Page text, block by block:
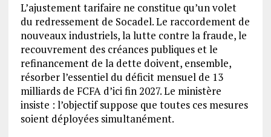
L’ajustement tarifaire ne constitue qu’un volet
du redressement de Socadel. Le raccordement de
nouveaux industriels, la lutte contre la fraude, le
recouvrement des créances publiques et le
refinancement de la dette doivent, ensemble,
résorber l’essentiel du déficit mensuel de 13
milliards de FCFA d’ici fin 2027. Le ministère
insiste : l’objectif suppose que toutes ces mesures
soient déployées simultanément.